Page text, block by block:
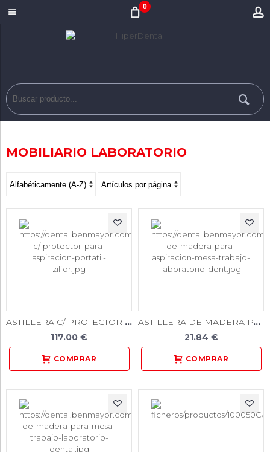
0
MOBILIARIO LABORATORIO
ASTILLERA C/ PROTECTOR PARA ASPIRACION PORTATIL ZILFOR
117.00 €
ASTILLERA DE MADERA PARA ASPIRACION MESA TRABAJO LABORATORIO DENT
21.84 €